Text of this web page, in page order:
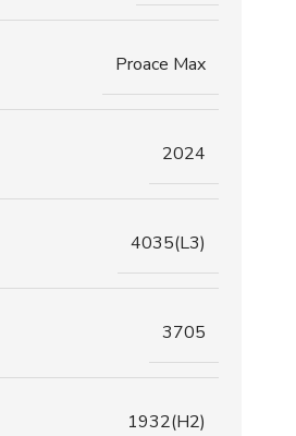
Proace Max
2024
4035(L3)
3705
1932(H2)